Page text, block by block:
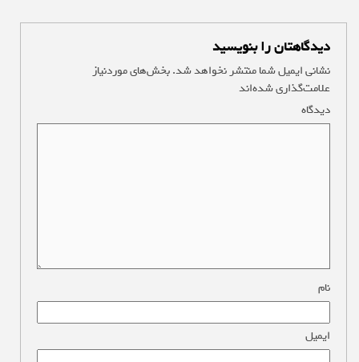
دیدگاهتان را بنویسید
نشانی ایمیل شما منتشر نخواهد شد.بخش‌های موردنیاز
علامت‌گذاری شده‌اند
دیدگاه
نام
ایمیل